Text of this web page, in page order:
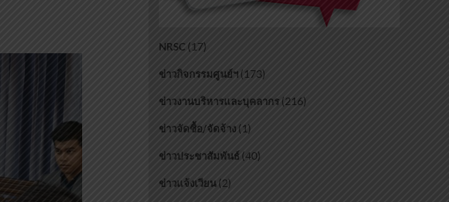
NRSC(17)
ข่าวกิจกรรมศูนย์ฯ(173)
ข่าวงานบริหารและบุคลากร(216)
ข่าวจัดซื้อ/จัดจ้าง(1)
ข่าวประชาสัมพันธ์(40)
ข่าวแจ้งเวียน(2)